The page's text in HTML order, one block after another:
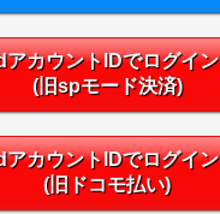
アカウントIDでログイン
(旧spモード決済)
アカウントIDでログイン
(旧ドコモ払い)